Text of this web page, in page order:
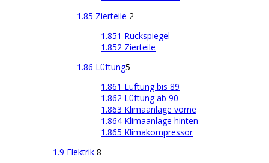
1.85 Zierteile 2
1.851 Rückspiegel
1.852 Zierteile
1.86 Lüftung5
1.861 Lüftung bis 89
1.862 Lüftung ab 90
1.863 Klimaanlage vorne
1.864 Klimaanlage hinten
1.865 Klimakompressor
1.9 Elektrik 8